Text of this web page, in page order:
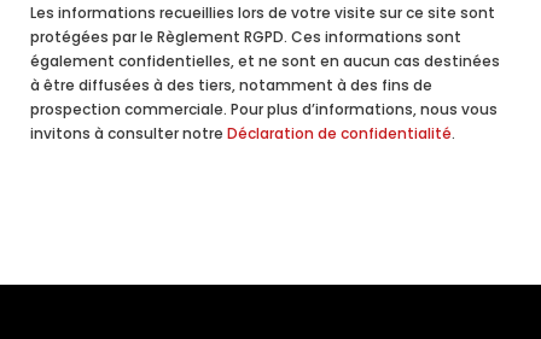
Les informations recueillies lors de votre visite sur ce site sont
protégées par le Règlement RGPD. Ces informations sont
également confidentielles, et ne sont en aucun cas destinées
à être diffusées à des tiers, notamment à des fins de
prospection commerciale. Pour plus d’informations, nous vous
invitons à consulter notre Déclaration de confidentialité.